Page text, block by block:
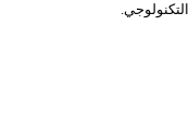
التكنولوجي.